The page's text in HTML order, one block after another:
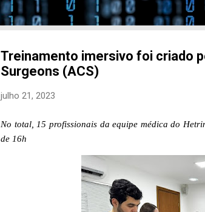
Treinamento imersivo foi criado
Surgeons (ACS)
julho 21, 2023
No total, 15 profissionais da equipe médica do
de 16h